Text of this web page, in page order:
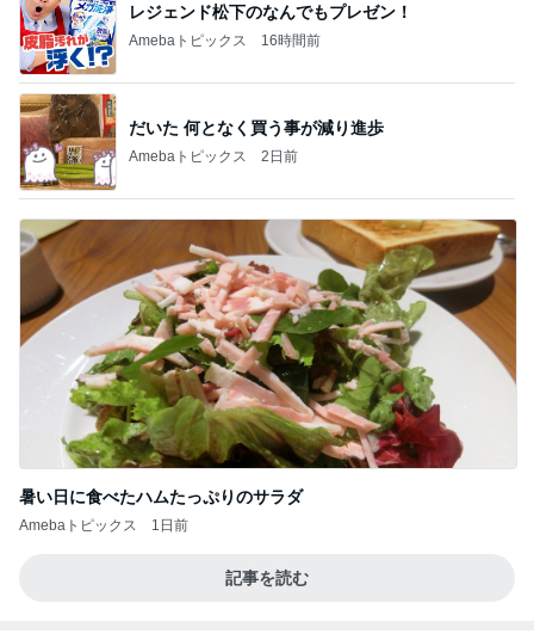
レジェンド松下のなんでもプレゼン！
Amebaトピックス 16時間前
だいた 何となく買う事が減り進歩
Amebaトピックス 2日前
暑い日に食べたハムたっぷりのサラダ
Amebaトピックス 1日前
記事を読む